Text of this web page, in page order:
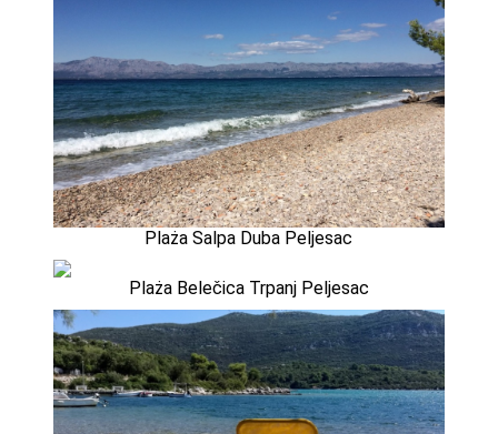
Plaża Salpa Duba Peljesac
Plaża Belečica Trpanj Peljesac